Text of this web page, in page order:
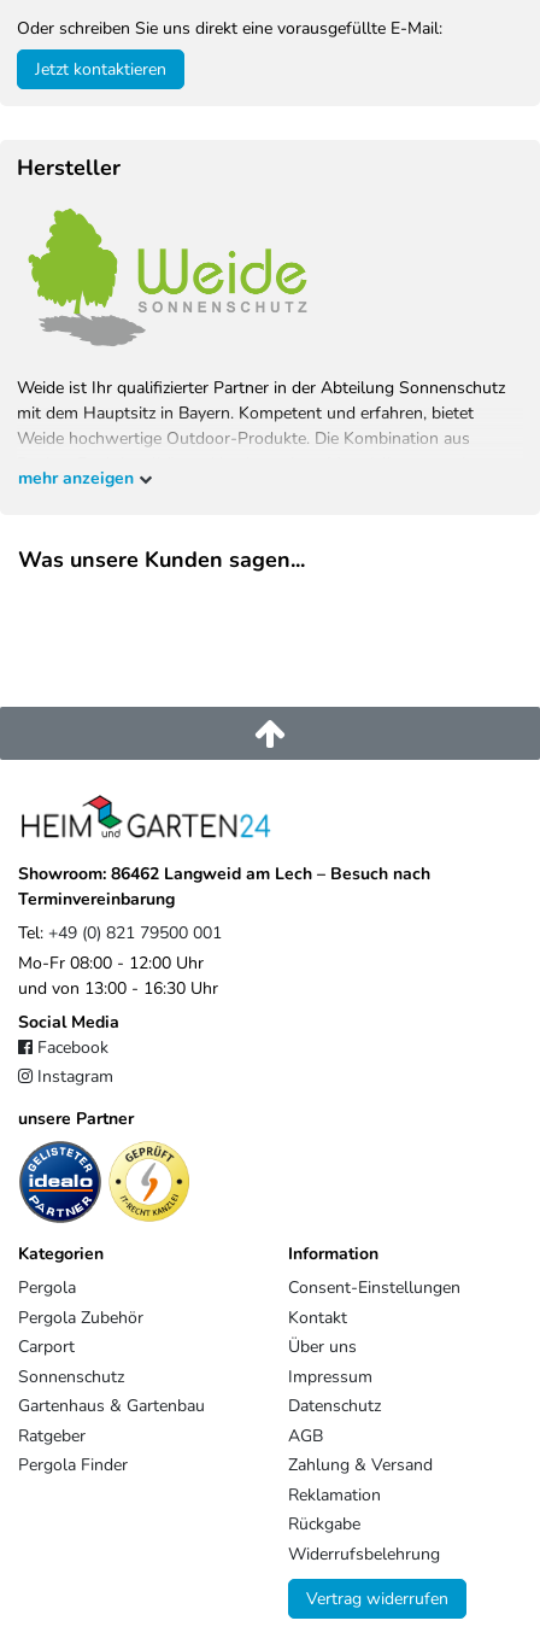
Oder schreiben Sie uns direkt eine vorausgefüllte E-Mail:
Jetzt kontaktieren
Hersteller
Weide ist Ihr qualifizierter Partner in der Abteilung Sonnenschutz
mit dem Hauptsitz in Bayern. Kompetent und erfahren, bietet
Weide hochwertige Outdoor-Produkte. Die Kombination aus
Wohlfühlambiente bei bestem Schutz. Bauen Sie Ihren Garten, wie
EU-Verantwortlicher
+49 821 79500 001
mehr anzeigen
Was unsere Kunden sagen...
Showroom: 86462 Langweid am Lech – Besuch nach
Terminvereinbarung
Tel: +49 (0) 821 79500 001
Mo-Fr 08:00 - 12:00 Uhr
und von 13:00 - 16:30 Uhr
Social Media
Facebook
Instagram
unsere Partner
Kategorien
Pergola
Pergola Zubehör
Carport
Sonnenschutz
Gartenhaus & Gartenbau
Ratgeber
Pergola Finder
Information
Consent-Einstellungen
Kontakt
Über uns
Impressum
Datenschutz
AGB
Zahlung & Versand
Reklamation
Rückgabe
Widerrufsbelehrung
Vertrag widerrufen